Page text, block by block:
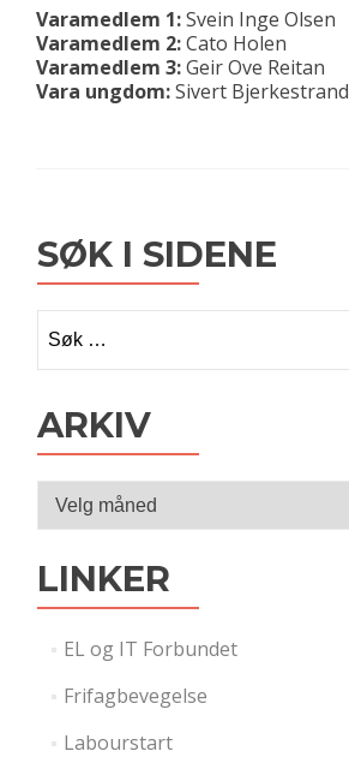
Varamedlem 1:Svein Inge Olsen
Varamedlem 2:Cato Holen
Varamedlem 3:Geir Ove Reitan
Vara ungdom:Sivert Bjerkestrand
SØK I SIDENE
etter:
ARKIV
Arkiv
LINKER
EL og IT Forbundet
Frifagbevegelse
Labourstart